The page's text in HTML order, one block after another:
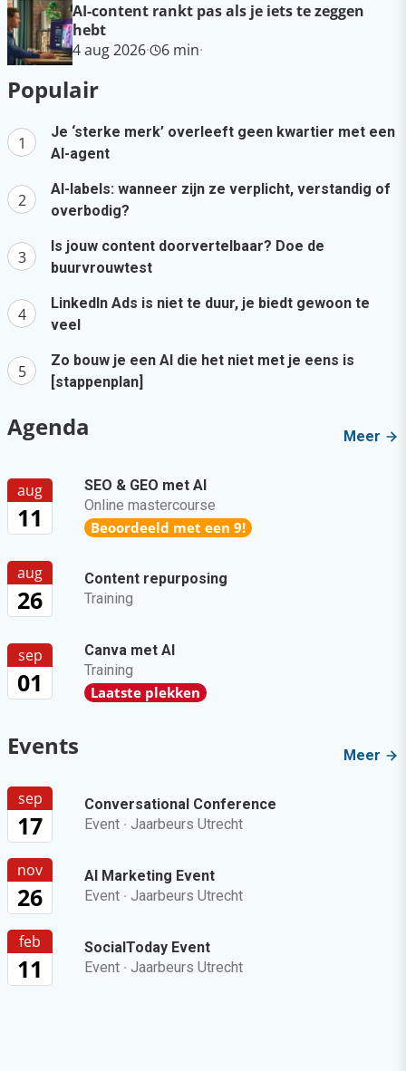
AI-content rankt pas als je iets te zeggen
hebt
4 aug 2026· 6 min·
Populair
Je ‘sterke merk’ overleeft geen kwartier met een
AI-agent
AI-labels: wanneer zijn ze verplicht, verstandig of
overbodig?
Is jouw content doorvertelbaar? Doe de
buurvrouwtest
LinkedIn Ads is niet te duur, je biedt gewoon te
veel
Zo bouw je een AI die het niet met je eens is
[stappenplan]
Agenda Meer
aug
11
SEO & GEO met AI
Online mastercourse
Beoordeeld met een 9!
aug
26
Content repurposing
Training
sep
01
Canva met AI
Training
Laatste plekken
Events Meer
sep
17
Conversational Conference
Event · Jaarbeurs Utrecht
nov
26
AI Marketing Event
Event · Jaarbeurs Utrecht
feb
11
SocialToday Event
Event · Jaarbeurs Utrecht